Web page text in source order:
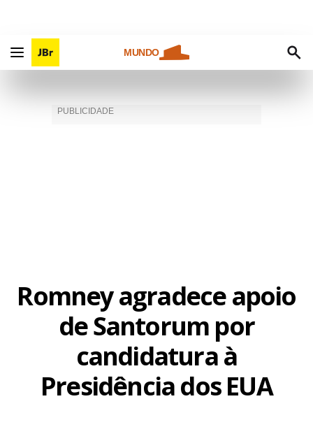
MUNDO
Romney agradece apoio
de Santorum por
candidatura à
Presidência dos EUA